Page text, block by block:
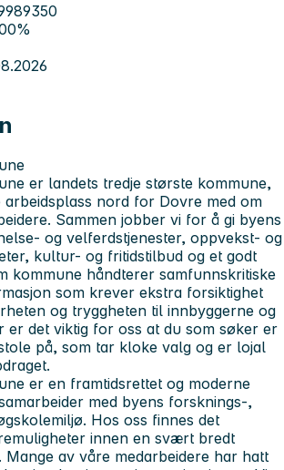
er landets tredje største kommune,
nord for Dovre med om
Sammen jobber vi for å gi byens
og velferdstjenester, oppvekst- og
kultur- og fritidstilbud og et godt
kommune håndterer samfunnskritiske
som krever ekstra forsiktighet
og tryggheten til innbyggerne og
er det viktig for oss at du som søker er
på, som tar kloke valg og er lojal
er en framtidsrettet og moderne
med byens forsknings-,
Hos oss finnes det
innen en svært bredt
av våre medarbeidere har hatt